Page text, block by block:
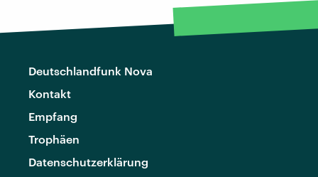
Deutschlandfunk Nova
Kontakt
Empfang
Trophäen
Datenschutzerklärung